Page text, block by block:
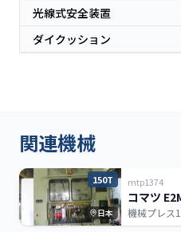
光線式安全装置
ダイクッション
関連機械
150T
日本
mtp1374
コマツ
機械プレス